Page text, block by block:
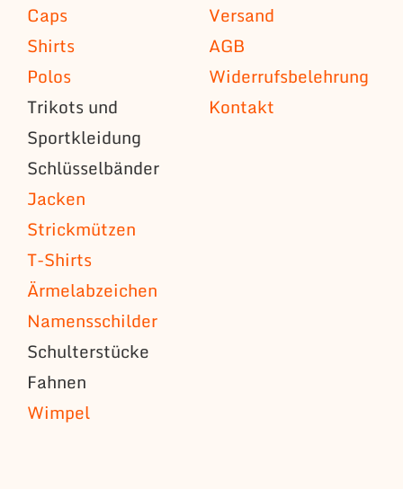
Caps
Shirts
Polos
Trikots und
Sportkleidung
Schlüsselbänder
Jacken
Strickmützen
T-Shirts
Ärmelabzeichen
Namensschilder
Schulterstücke
Fahnen
Wimpel
Versand
AGB
Widerrufsbelehrung
Kontakt